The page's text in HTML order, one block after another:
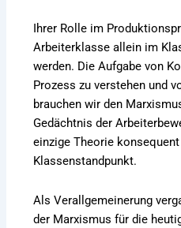
Ihrer Rolle im
Arbeiterklasse allein im
werden. Die Aufgabe von
Prozess zu verstehen und
brauchen wir den
Gedächtnis der
einzige Theorie
Klassenstandpunkt.
Als Verallgemeinerung
der Marxismus für die